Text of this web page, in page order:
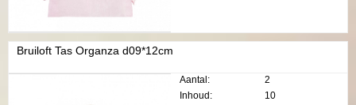
Bruiloft Tas Organza d09*12cm
Aantal:
2
Inhoud:
10